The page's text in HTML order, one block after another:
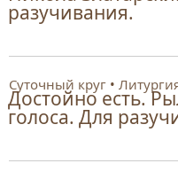
разучивания.
Суточный круг
Достойно есть.
голоса. Для